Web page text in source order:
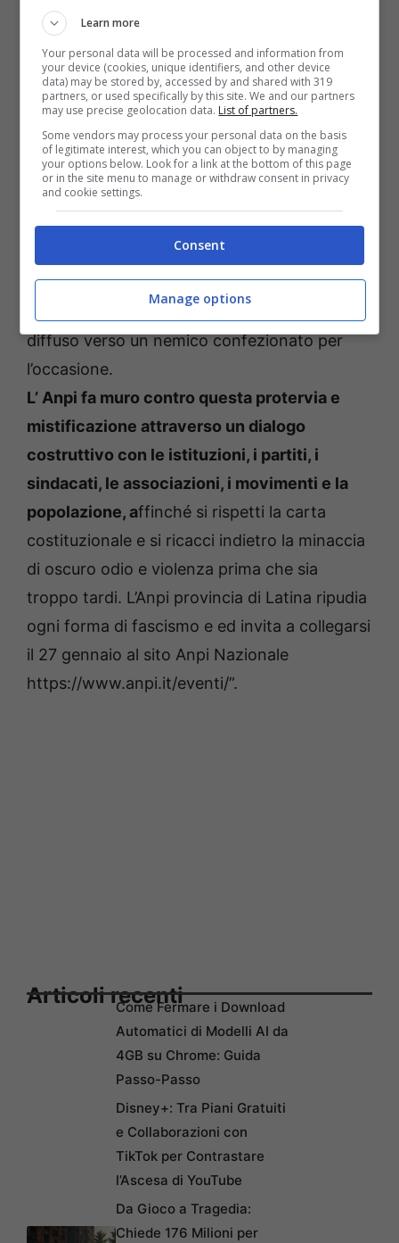
rabbie e paure. Lo straniero povero o in fuga
da guerre e persecuzioni è il nuovo pericolo
da cacciare via e
spesso è considerato il nemico da aggredire o
ammazzare”.
I fascisti odierni sono identici a quelli del
passato –scrivono ancora quelli di Anpi
non hanno proposte concrete per
affrontare le crisi economiche, sociali e
sanitarie, e quindi indirizzano il malcontento
diffuso verso un nemico confezionato per
l’occasione.
L’ Anpi fa muro contro questa protervia e
mistificazione attraverso un dialogo
costruttivo con le istituzioni, i partiti, i
sindacati, le associazioni, i movimenti e la
popolazione, affinché si rispetti la carta
costituzionale e si ricacci indietro la minaccia
di oscuro odio e violenza prima che sia
troppo tardi. L’Anpi provincia di Latina ripudia
ogni forma di fascismo e ed invita a collegarsi
il 27 gennaio al sito Anpi Nazionale
https://www.anpi.it/eventi/”.
Articoli recentiCome Fermare i Download
Automatici di Modelli AI da
4GB su Chrome: Guida
Passo-Passo
Disney+: Tra Piani Gratuiti
e Collaborazioni con
TikTok per Contrastare
l’Ascesa di YouTube
Da Gioco a Tragedia:
Chiede 176 Milioni per
Learn more
Your personal data will be processed and information from
your device (cookies, unique identifiers, and other device
data) may be stored by, accessed by and shared with 319
partners, or used specifically by this site. We and our partners
may use precise geolocation data. List of partners.
Some vendors may process your personal data on the basis
of legitimate interest, which you can object to by managing
your options below. Look for a link at the bottom of this page
or in the site menu to manage or withdraw consent in privacy
and cookie settings.
Consent
Manage options